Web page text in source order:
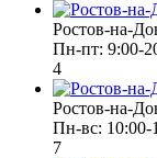
Ростов-на-
Пн-пт: 9:00-
4
Ростов-на-
Пн-вс: 10:00-
7